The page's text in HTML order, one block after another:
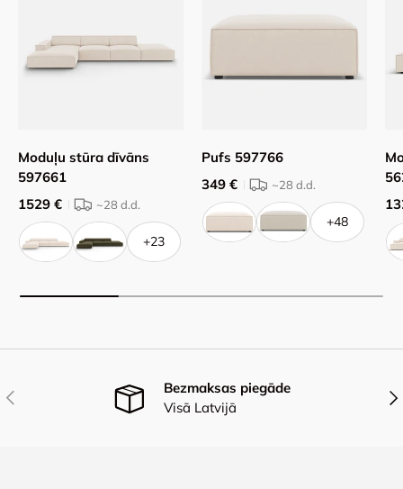
Moduļu stūra dīvāns
597661
1529 €
~28 d.d.
+23
Pufs 597766
349 €
~28 d.d.
+48
Iepriekšējais
Bezmaksas piegāde
Visā Latvijā